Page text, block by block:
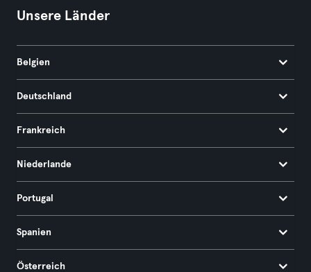
Unsere Länder
Belgien
Deutschland
Frankreich
Niederlande
Portugal
Spanien
Österreich